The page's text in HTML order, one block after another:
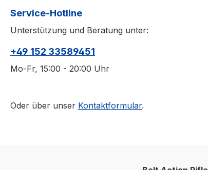
Service-Hotline
Unterstützung und Beratung unter:
+49 152 33589451
Mo-Fr, 15:00 - 20:00 Uhr
Oder über unser Kontaktformular.